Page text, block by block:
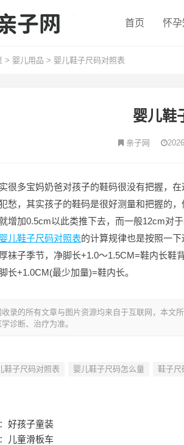
首页 怀孕
> 婴儿用品 > 婴儿鞋子尺码对照表
婴儿鞋
亲子网
很多宝妈奶爸对孩子的鞋码很没有把握，
愁，其实孩子的鞋码是很好测量和把握的
增加0.5cm以此类推下去，而一般12cm对
儿鞋子尺码对照表的计算规律也是按照一
袜子季节，净脚长+1.0～1.5CM=鞋内长鞋
长+1.0CM(最少加量)=鞋内长。
收录的所有文章与图片资源均来自于互联网，本文
诊断、治疗为准。
鞋子尺码对照表 婴儿鞋子尺码怎么量 鞋子尺
好孩子童装
儿童滑板车